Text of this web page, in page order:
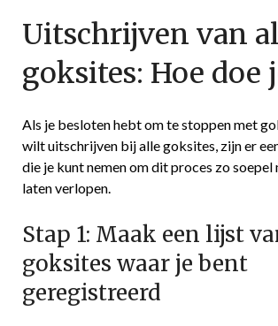
Uitschrijven van
goksites: Hoe doe
Als je besloten hebt om te stoppen met
wilt uitschrijven bij alle goksites, zijn er
die je kunt nemen om dit proces zo
laten verlopen.
Stap 1: Maak een lijst
goksites waar je bent
geregistreerd